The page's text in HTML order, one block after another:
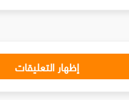
إظهار التعليقات